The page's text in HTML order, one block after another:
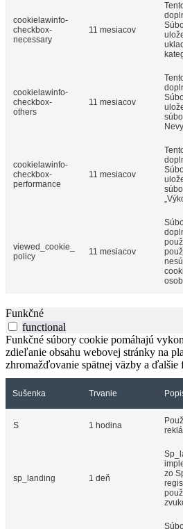
cookielawinfo-
checkbox-
necessary
11 mesiacov
cookielawinfo-
checkbox-
others
11 mesiacov
cookielawinfo-
checkbox-
performance
11 mesiacov
viewed_cookie_
policy
11 mesiacov
Funkčné
functional
Funkčné súbory cookie pomáhajú
zdieľanie obsahu webovej stránky na
zhromažďovanie spätnej väzby a ďalšie
Sušenka Trvanie
S 1 hodina
sp_landing 1 deň
zo